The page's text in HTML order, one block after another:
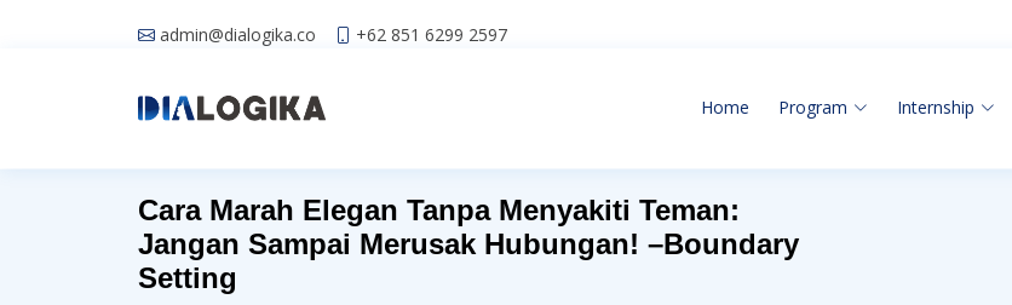
admin@dialogika.co +62 851 6299 2597
Home Program Internship
Cara Marah Elegan Tanpa Menyakiti Teman:
Jangan Sampai Merusak Hubungan! –Boundary
Setting